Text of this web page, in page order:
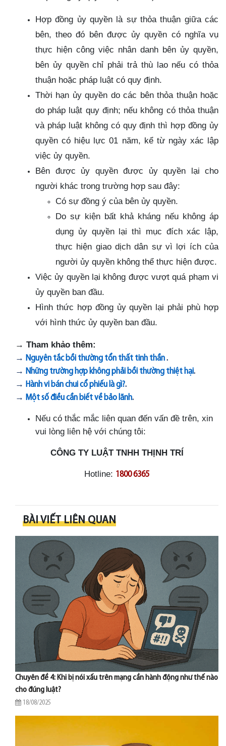
Hợp đồng ủy quyền là sự thỏa thuận giữa các
bên, theo đó bên được ủy quyền có nghĩa vụ
thực hiện công việc nhân danh bên ủy quyền,
bên ủy quyền chỉ phải trả thù lao nếu có thỏa
thuận hoặc pháp luật có quy định.
Thời hạn ủy quyền do các bên thỏa thuận hoặc
do pháp luật quy định; nếu không có thỏa thuận
và pháp luật không có quy định thì hợp đồng ủy
quyền có hiệu lực 01 năm, kể từ ngày xác lập
việc ủy quyền.
Bên được ủy quyền được ủy quyền lại cho
người khác trong trường hợp sau đây:
Có sự đồng ý của bên ủy quyền.
Do sự kiện bất khả kháng nếu không áp
dụng ủy quyền lại thì mục đích xác lập,
thực hiện giao dịch dân sự vì lợi ích của
người ủy quyền không thể thực hiện được.
Việc ủy quyền lại không được vượt quá phạm vi
ủy quyền ban đầu.
Hình thức hợp đồng ủy quyền lại phải phù hợp
với hình thức ủy quyền ban đầu.
→ Tham khảo thêm:
→ Nguyên tắc bồi thường tổn thất tinh thần.
→ Những trường hợp không phải bồi thường thiệt hại.
→ Hành vi bán chui cổ phiếu là gì?.
→ Một số điều cần biết về bảo lãnh.
Nếu có thắc mắc liên quan đến vấn đề trên, xin
vui lòng liên hệ với chúng tôi:
CÔNG TY LUẬT TNHH THỊNH TRÍ
Hotline: 1800 6365
BÀI VIẾT LIÊN QUAN
Chuyên đề 4: Khi bị nói xấu trên mạng cần hành động như thế nào
cho đúng luật?
18/08/2025